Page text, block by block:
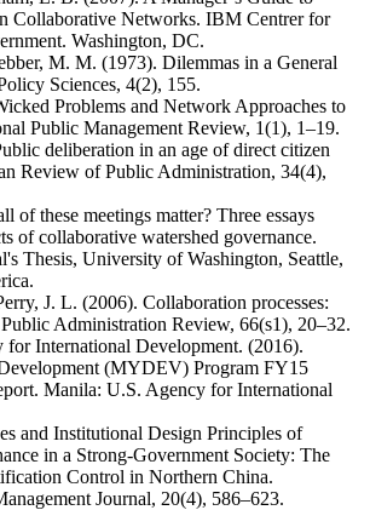
Collaborative Networks. IBM Centrer for
Washington, DC.
M. M. (1973). Dilemmas in a General
Sciences, 4(2), 155.
Problems and Network Approaches to
Public Management Review, 1(1), 1–19.
deliberation in an age of direct citizen
Review of Public Administration, 34(4),
of these meetings matter? Three essays
of collaborative watershed governance.
Thesis, University of Washington, Seattle,
J. L. (2006). Collaboration processes:
Administration Review, 66(s1), 20–32.
for International Development. (2016).
(MYDEV) Program FY15
Manila: U.S. Agency for International
and Institutional Design Principles of
in a Strong-Government Society: The
Control in Northern China.
Journal, 20(4), 586–623.